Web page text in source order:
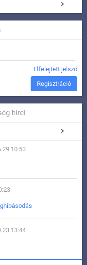
Elfelejtett jelszó
Regisztráció
hírei
10:53
13:44